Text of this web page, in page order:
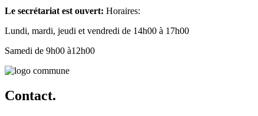
Le secrétariat est ouvert: Horaires:
Lundi, mardi, jeudi et vendredi de 14h00 à 17h00
Samedi de 9h00 à12h00
Contact.